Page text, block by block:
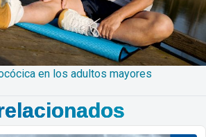
en los adultos mayores